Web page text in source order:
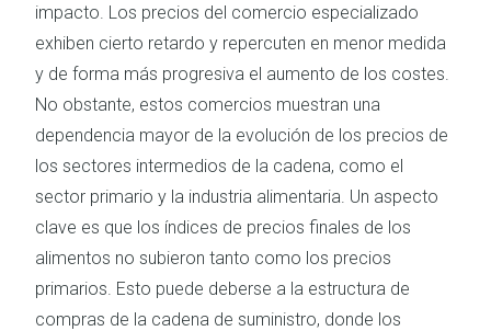
impacto. Los precios del comercio especializado
exhiben cierto retardo y repercuten en menor medida
y de forma más progresiva el aumento de los costes.
No obstante, estos comercios muestran una
dependencia mayor de la evolución de los precios de
los sectores intermedios de la cadena, como el
sector primario y la industria alimentaria. Un aspecto
clave es que los índices de precios finales de los
alimentos no subieron tanto como los precios
primarios. Esto puede deberse a la estructura de
compras de la cadena de suministro, donde los